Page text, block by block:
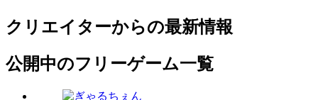
クリエイターからの最新情報
公開中のフリーゲーム一覧